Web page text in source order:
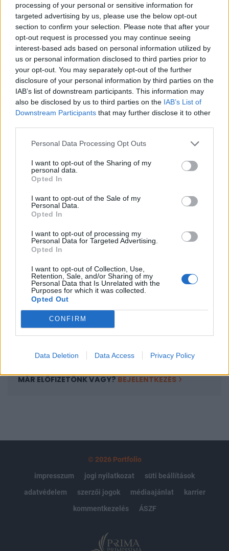
processing of your personal or sensitive information for
targeted advertising by us, please use the below opt-out
section to confirm your selection. Please note that after your
opt-out request is processed you may continue seeing
interest-based ads based on personal information utilized by
us or personal information disclosed to third parties prior to
your opt-out. You may separately opt-out of the further
disclosure of your personal information by third parties on the
IAB’s list of downstream participants. This information may
also be disclosed by us to third parties on the IAB’s List of
Downstream Participants that may further disclose it to other
Personal Data Processing Opt Outs
I want to opt-out of the Sharing of my
personal data.
Opted In
I want to opt-out of the Sale of my
Personal Data.
Opted In
I want to opt-out of processing my
Personal Data for Targeted Advertising.
Opted In
I want to opt-out of Collection, Use,
Retention, Sale, and/or Sharing of my
Personal Data that Is Unrelated with the
Purposes for which it was collected.
Opted Out
CONFIRM
Data Deletion Data Access Privacy Policy
Portfolio
2005. szeptember 01. 10:57
A Fraport AG a Portfolio.hu-hoz eljuttatott rövid
közleményben reagált a Budapest Airport Rt.
privatizációját érintő legfrissebb bírósági
fejleményekre.
A társaság menedzsmentje a privatizációs folyamatot
eljárásban. "A fejlemények alapos tanulmányozása után a
részt venni a Budapest Airport Rt. privatizációs eljárásában,
amelyet professzionális és transzparens...
KEDVES OLVASÓNK!
A keresett cikk a portfolio.hu hírarchívumához
tartozik, melynek olvasása előfizetéses
Az előfizetés a következőket tartalmazza:
Portfolio.hu teljes cikkarchívum
Kötéslisták: BÉT elmúlt 2 év napon belüli
kötéslistái
MÁR ELŐFIZETŐNK VAGY?BEJELENTKEZÉS
© 2026 Portfolio
impresszum
jogi nyilatkozat
süti beállítások
adatvédelem
szerzői jogok médiaajánlat
karrier
kommentkezelés
ÁSZF